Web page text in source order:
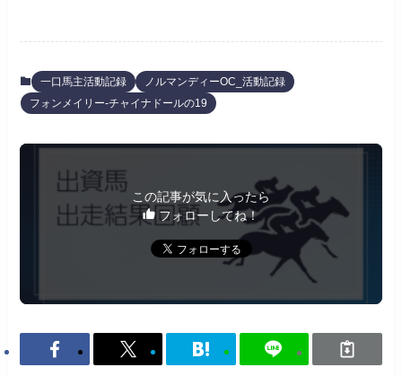
一口馬主活動記録
ノルマンディーOC_活動記録
フォンメイリー-チャイナドールの19
この記事が気に入ったら
フォローしてね！